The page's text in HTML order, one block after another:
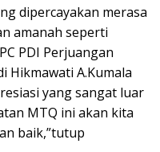
dipercayakan merasa
amanah seperti
PDI Perjuangan
Hikmawati A.Kumala
yang sangat luar
MTQ ini akan kita
baik,”tutup